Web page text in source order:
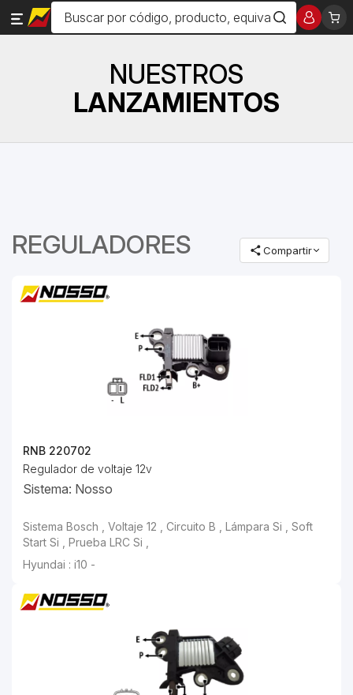
NUESTROS
LANZAMIENTOS
REGULADORES Compartir
RNB 220702
Regulador de voltaje 12v
Sistema: Nosso
Sistema Bosch , Voltaje 12 , Circuito B , Lámpara Si , Soft
Start Si , Prueba LRC Si ,
Hyundai : i10 -